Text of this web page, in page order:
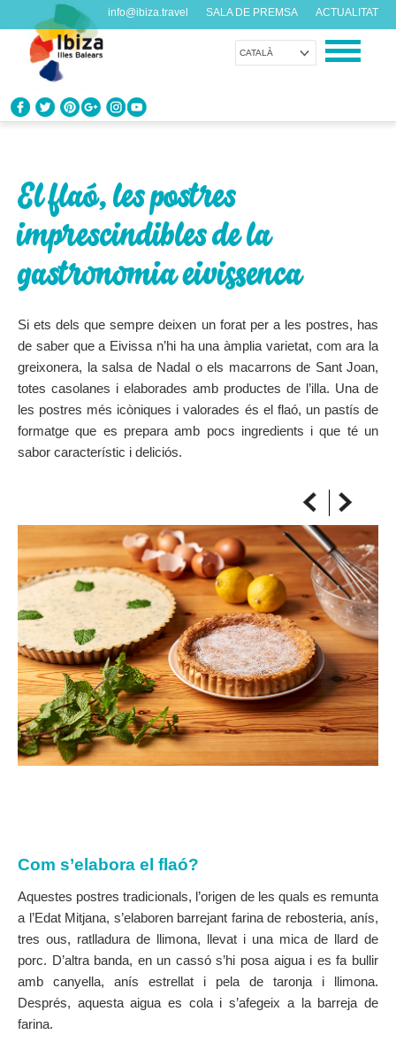
CATALÀ
info@ibiza.travel SALA DE PREMSA ACTUALITAT
GAUDEIX EIVISSA
Propostes per a tots els gustos
AGENDA
ORGANITZA EL TEU VIATGE
Dades pràctiques abans de visitar-nos
SOBRE EL MAPA
Arriba sempre a la teva destinació
El flaó, les postres
imprescindibles de la
gastronomia eivissenca
Si ets dels que sempre deixen un forat per a les postres, has
de saber que a Eivissa n’hi ha una àmplia varietat, com ara la
greixonera, la salsa de Nadal o els macarrons de Sant Joan,
totes casolanes i elaborades amb productes de l’illa. Una de
les postres més icòniques i valorades és el flaó, un pastís de
formatge que es prepara amb pocs ingredients i que té un
sabor característic i deliciós.
Com s’elabora el flaó?
Aquestes postres tradicionals, l’origen de les quals es remunta
a l’Edat Mitjana, s’elaboren barrejant farina de rebosteria, anís,
tres ous, ratlladura de llimona, llevat i una mica de llard de
porc. D’altra banda, en un cassó s’hi posa aigua i es fa bullir
amb canyella, anís estrellat i pela de taronja i llimona.
Després, aquesta aigua es cola i s’afegeix a la barreja de
farina.